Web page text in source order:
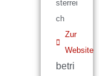
sterrei
ch
Zur
Website
betri